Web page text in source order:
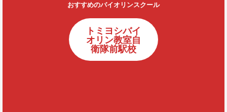
おすすめのバイオリンスクール
トミヨシバイ
オリン教室自
衛隊前駅校